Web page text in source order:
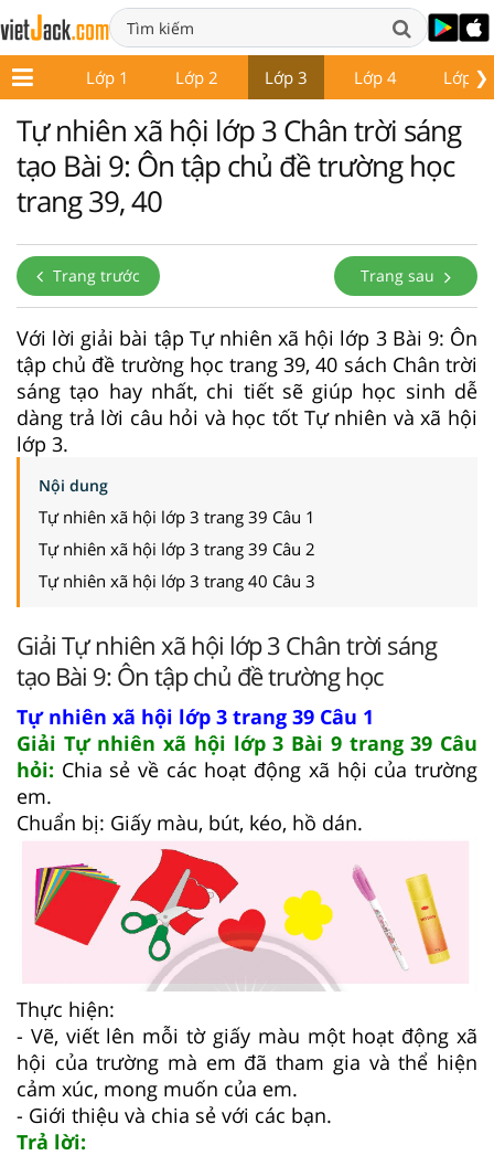
❯
Lớp 1 Lớp 2 Lớp 3 Lớp 4 Lớp 5
Tự nhiên xã hội lớp 3 Chân trời sáng
tạo Bài 9: Ôn tập chủ đề trường học
trang 39, 40
Trang trước Trang sau
Với lời giải bài tập Tự nhiên xã hội lớp 3 Bài 9: Ôn
tập chủ đề trường học trang 39, 40 sách Chân trời
sáng tạo hay nhất, chi tiết sẽ giúp học sinh dễ
dàng trả lời câu hỏi và học tốt Tự nhiên và xã hội
lớp 3.
Nội dung
Tự nhiên xã hội lớp 3 trang 39 Câu 1
Tự nhiên xã hội lớp 3 trang 39 Câu 2
Tự nhiên xã hội lớp 3 trang 40 Câu 3
Giải Tự nhiên xã hội lớp 3 Chân trời sáng
tạo Bài 9: Ôn tập chủ đề trường học
Tự nhiên xã hội lớp 3 trang 39 Câu 1
Giải Tự nhiên xã hội lớp 3 Bài 9 trang 39 Câu
hỏi: Chia sẻ về các hoạt động xã hội của trường
em.
Chuẩn bị: Giấy màu, bút, kéo, hồ dán.
Thực hiện:
- Vẽ, viết lên mỗi tờ giấy màu một hoạt động xã
hội của trường mà em đã tham gia và thể hiện
cảm xúc, mong muốn của em.
- Giới thiệu và chia sẻ với các bạn.
Trả lời: